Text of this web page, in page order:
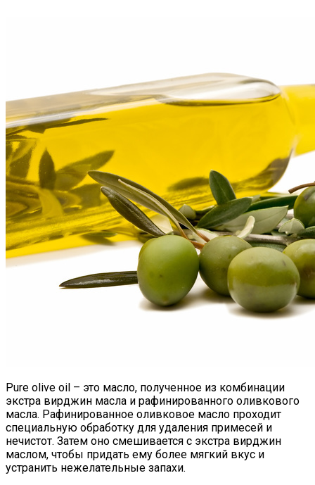
Pure olive oil – это масло, полученное из комбинации
экстра вирджин масла и рафинированного оливкового
масла. Рафинированное оливковое масло проходит
специальную обработку для удаления примесей и
нечистот. Затем оно смешивается с экстра вирджин
маслом, чтобы придать ему более мягкий вкус и
устранить нежелательные запахи.